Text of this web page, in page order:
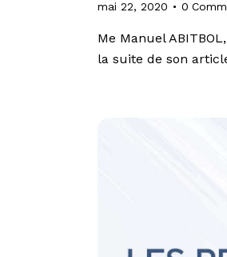
mai 22, 2020 0
Me Manuel
la suite de son